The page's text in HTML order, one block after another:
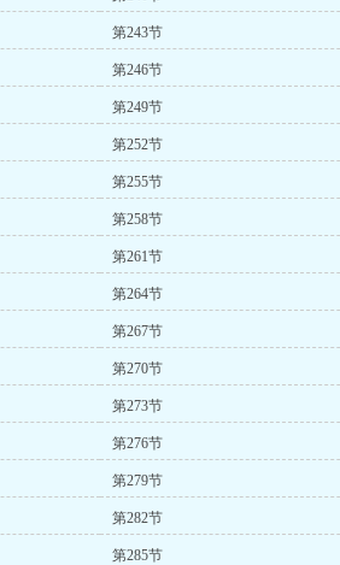
第243节
第246节
第249节
第252节
第255节
第258节
第261节
第264节
第267节
第270节
第273节
第276节
第279节
第282节
第285节